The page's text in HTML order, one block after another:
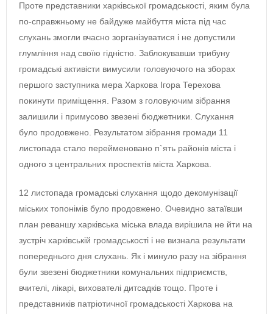
Проте представники харківської громадськості, яким була
по-справжньому не байдуже майбуття міста під час
слухань змогли вчасно зорганізуватися і не допустили
глумління над своїю гідністю. Заблокувавши трибуну
громадські активісти вимусили головуючого на зборах
першого заступника мера Харкова Ігора Терехова
покинути приміщення. Разом з головуючим зібрання
залишили і примусово звезені бюджетники. Cлухання
було продовжено. Результатом зібрання громади 11
листопада стало перейменовано п`ять районів міста і
одного з центральних проспектів міста Харкова.
12 листопада громадські слухання щодо декомунізації
міських топонімів було продовжено. Очевидно затаївши
план реваншу харківська міська влада вирішила не йти на
зустріч харківській громадськості і не визнала результати
попереднього дня слухань. Як і минуло разу на зібрання
були звезені бюджетники комунальних підприємств,
вчителі, лікарі, вихователі дитсадків тощо. Проте і
представників патріотичної громадськості Харкова на